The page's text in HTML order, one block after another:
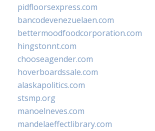
pidfloorsexpress.com
bancodevenezuelaen.com
bettermoodfoodcorporation.com
hingstonnt.com
chooseagender.com
hoverboardssale.com
alaskapolitics.com
stsmp.org
manoelneves.com
mandelaeffectlibrary.com